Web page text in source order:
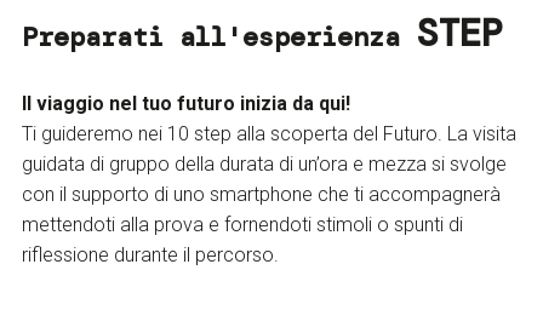
Preparati all'esperienza STEP
Il viaggio nel tuo futuro inizia da qui!
Ti guideremo nei 10 step alla scoperta del Futuro. La visita
guidata di gruppo della durata di un’ora e mezza si svolge
con il supporto di uno smartphone che ti accompagnerà
mettendoti alla prova e fornendoti stimoli o spunti di
riflessione durante il percorso.